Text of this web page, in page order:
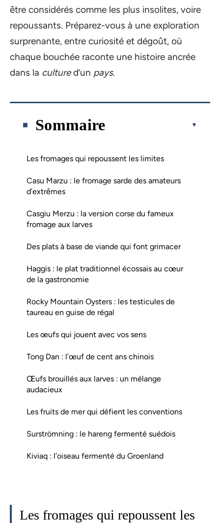
être considérés comme les plus insolites, voire
repoussants. Préparez-vous à une exploration
surprenante, entre curiosité et dégoût, où
chaque bouchée raconte une histoire ancrée
dans la cultured’un pays.
Sommaire
Les fromages qui repoussent les limites
Casu Marzu : le fromage sarde des amateurs
d’extrêmes
Casgiu Merzu : la version corse du fameux
fromage aux larves
Des plats à base de viande qui font grimacer
Haggis : le plat traditionnel écossais au cœur
de la gastronomie
Rocky Mountain Oysters : les testicules de
taureau en guise de régal
Les œufs qui jouent avec vos sens
Tong Dan : l’œuf de cent ans chinois
Œufs brouillés aux larves : un mélange
audacieux
Les fruits de mer qui défient les conventions
Surströmning : le hareng fermenté suédois
Kiviaq : l’oiseau fermenté du Groenland
Les fromages qui repoussent les